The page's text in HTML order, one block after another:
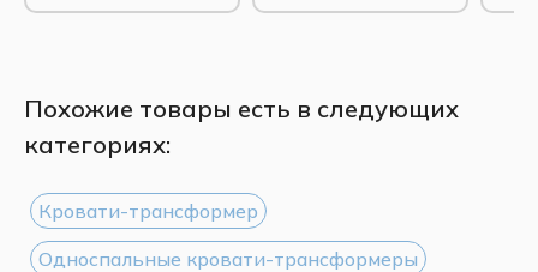
Похожие товары есть в следующих
категориях:
Кровати-трансформер
Односпальные кровати-трансформеры